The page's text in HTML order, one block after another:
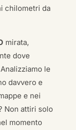
chilometri da
mirata,
dove
le
davvero e
e nei
Non attiri solo
momento